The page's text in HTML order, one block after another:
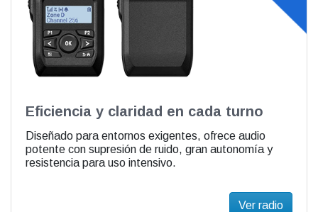
Eficiencia y claridad en cada turno
Diseñado para entornos exigentes, ofrece audio
potente con supresión de ruido, gran autonomía y
resistencia para uso intensivo.
Ver radio